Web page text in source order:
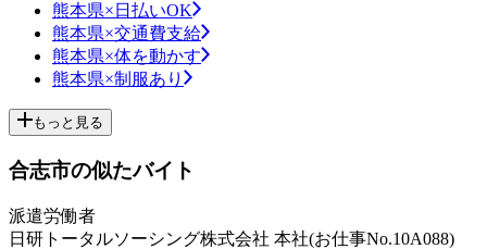
熊本県×日払いOK
熊本県×交通費支給
熊本県×体を動かす
熊本県×制服あり
もっと見る
合志市の似たバイト
派遣労働者
日研トータルソーシング株式会社 本社(お仕事No.10A088)